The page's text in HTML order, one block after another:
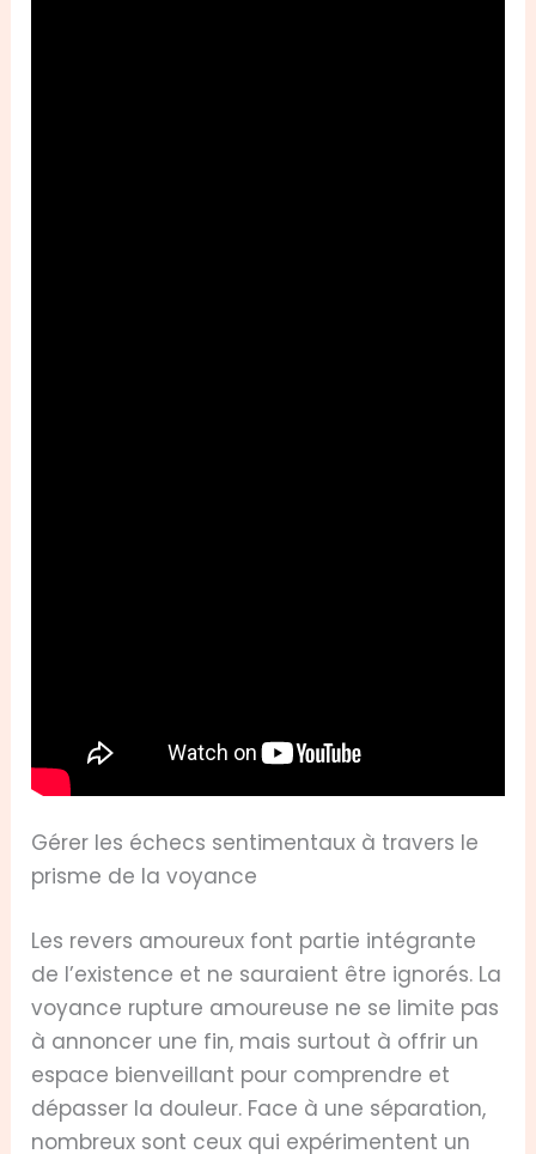
Gérer les échecs sentimentaux à travers le
prisme de la voyance
Les revers amoureux font partie intégrante
de l’existence et ne sauraient être ignorés. La
voyance rupture amoureuse ne se limite pas
à annoncer une fin, mais surtout à offrir un
espace bienveillant pour comprendre et
dépasser la douleur. Face à une séparation,
nombreux sont ceux qui expérimentent un